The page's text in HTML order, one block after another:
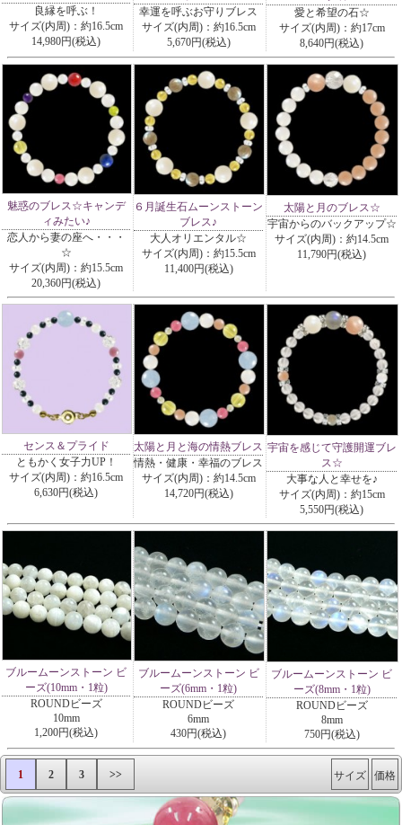
良縁を呼ぶ！
サイズ(内周)：約16.5cm
14,980円(税込)
幸運を呼ぶお守りブレス
サイズ(内周)：約16.5cm
5,670円(税込)
愛と希望の石☆
サイズ(内周)：約17cm
8,640円(税込)
魅惑のブレス☆キャンデ
ィみたい♪
恋人から妻の座へ・・・
☆
サイズ(内周)：約15.5cm
20,360円(税込)
６月誕生石ムーンストーン
ブレス♪
大人オリエンタル☆
サイズ(内周)：約15.5cm
11,400円(税込)
太陽と月のブレス☆
宇宙からのバックアップ☆
サイズ(内周)：約14.5cm
11,790円(税込)
センス＆プライド
ともかく女子力UP！
サイズ(内周)：約16.5cm
6,630円(税込)
太陽と月と海の情熱ブレス
情熱・健康・幸福のブレス
サイズ(内周)：約14.5cm
14,720円(税込)
宇宙を感じて守護開運ブレ
ス☆
大事な人と幸せを♪
サイズ(内周)：約15cm
5,550円(税込)
ブルームーンストーン ビ
ーズ(10mm・1粒)
ROUNDビーズ
10mm
1,200円(税込)
ブルームーンストーン ビ
ーズ(6mm・1粒)
ROUNDビーズ
6mm
430円(税込)
ブルームーンストーン ビ
ーズ(8mm・1粒)
ROUNDビーズ
8mm
750円(税込)
1 2 3 >> 価格
サイズ